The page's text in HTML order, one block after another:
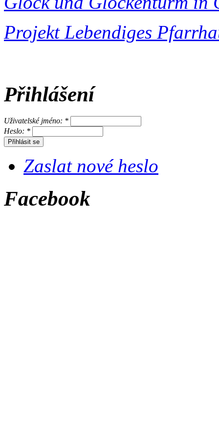
Projekt Lebendiges
Přihlášení
Uživatelské jméno: *
Heslo: *
Zaslat nové heslo
Facebook